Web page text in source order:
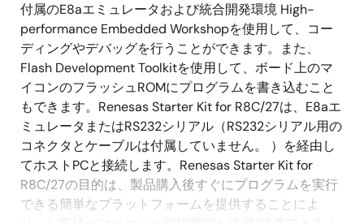
付属のE8aエミュレータおよび統合開発環境 High-
performance Embedded Workshopを使用して、コー
ディングやデバッグを行うことができます。また、
Flash Development Toolkitを使用して、ボード上のマ
イコンのフラッシュROMにプログラムを書き込むこと
もできます。Renesas Starter Kit for R8C/27は、E8aエ
ミュレータまたはRS232シリアル（RS232シリアル用の
コネクタとケーブルは付属していません。 ）を経由し
てホストPCと接続します。Renesas Starter Kit for
R8C/27の目的は、製品購入後すぐにプログラムを実行
できる簡単なプラットフォームを提供することによ